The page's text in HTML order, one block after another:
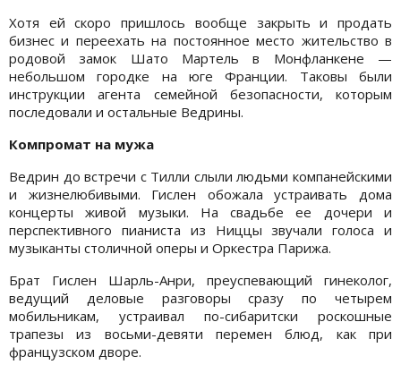
Хотя ей скоро пришлось вообще закрыть и продать
бизнес и переехать на постоянное место жительство в
родовой замок Шато Мартель в Монфланкене —
небольшом городке на юге Франции. Таковы были
инструкции агента семейной безопасности, которым
последовали и остальные Ведрины.
Компромат на мужа
Ведрин до встречи с Тилли слыли людьми компанейскими
и жизнелюбивыми. Гислен обожала устраивать дома
концерты живой музыки. На свадьбе ее дочери и
перспективного пианиста из Ниццы звучали голоса и
музыканты столичной оперы и Оркестра Парижа.
Брат Гислен Шарль-Анри, преуспевающий гинеколог,
ведущий деловые разговоры сразу по четырем
мобильникам, устраивал по-сибаритски роскошные
трапезы из восьми-девяти перемен блюд, как при
французском дворе.